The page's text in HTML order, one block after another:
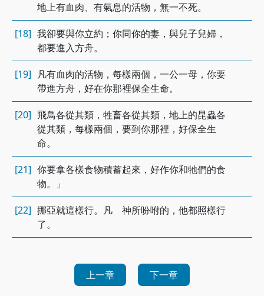
地上有血肉、有氣息的活物，無一不死。
[18] 我卻要與你立約；你同你的妻，與兒子兒婦，
都要進入方舟。
[19] 凡有血肉的活物，每樣兩個，一公一母，你要
帶進方舟，好在你那裡保全生命。
[20] 飛鳥各從其類，牲畜各從其類，地上的昆蟲各
從其類，每樣兩個，要到你那裡，好保全生
命。
[21] 你要拿各樣食物積蓄起來，好作你和牠們的食
物。」
[22] 挪亞就這樣行。凡 神所吩咐的，他都照樣行
了。
上一章 下一章